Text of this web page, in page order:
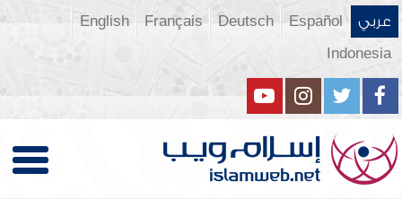
عربي Español
Deutsch
Français
English
Indonesia